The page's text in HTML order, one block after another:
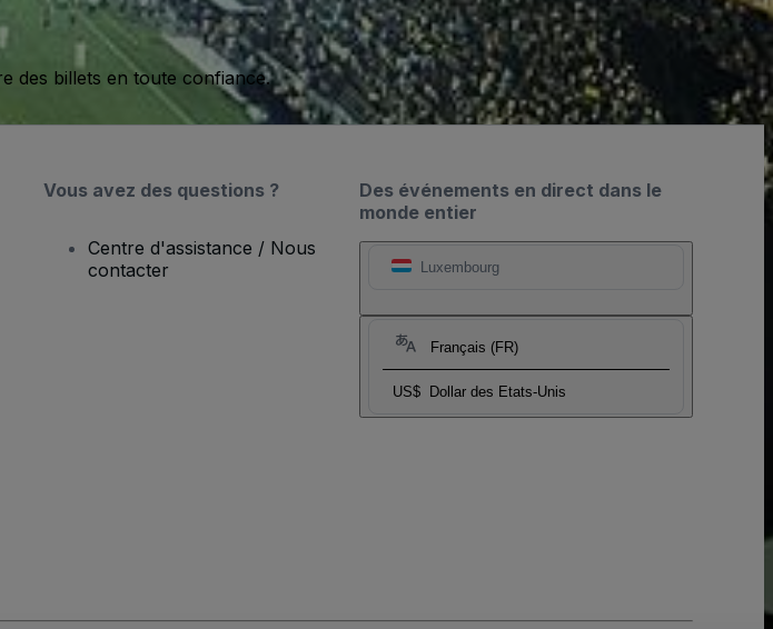
des billets en toute confiance.
Des événements en direct dans le
monde entier
Luxembourg
Français (FR)
US$ Dollar des Etats-Unis
Vous avez des questions ?
Centre d'assistance / Nous
contacter